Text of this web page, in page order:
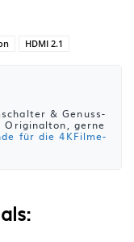
HDMI 2.1
& Genuss-
Originalton, gerne
für die 4KFilme-